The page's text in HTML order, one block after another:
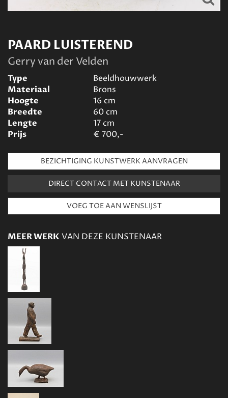
PAARD LUISTEREND
Gerry van der Velden
Type
Beeldhouwwerk
Materiaal
Brons
Hoogte
16 cm
Breedte
60cm
Lengte
17cm
Prijs
€ 700,-
BEZICHTIGING KUNSTWERK AANVRAGEN
DIRECT CONTACT MET KUNSTENAAR
MEER WERK VAN DEZE KUNSTENAAR